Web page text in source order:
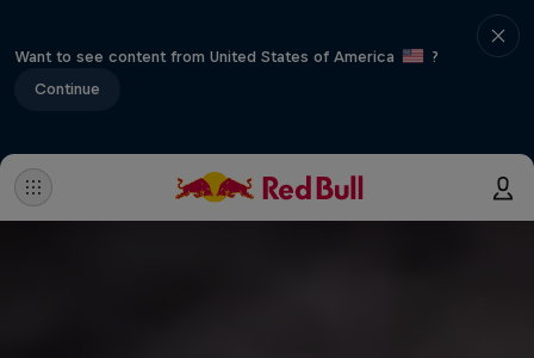
Want to see content from United States of America
?
Continue